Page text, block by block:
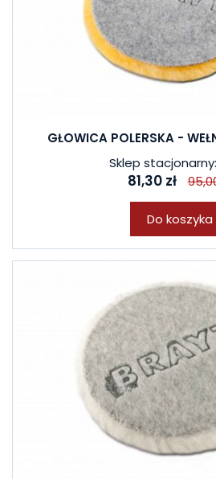
GŁOWICA POLERSKA -
Sklep
81,30 zł
Do koszyka